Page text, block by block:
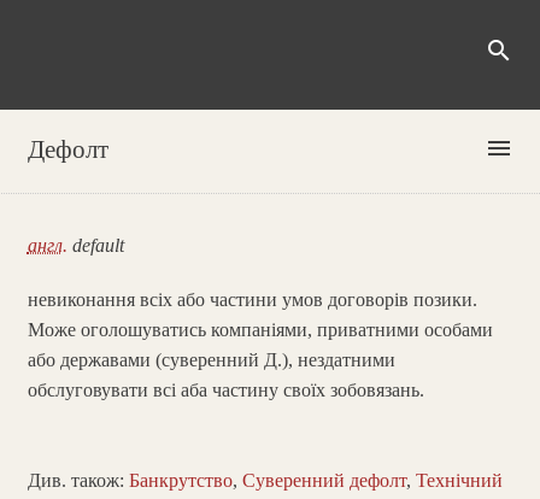
search
Дефолт menu
англ. default
невиконання всіх або частини умов договорів позики.
Може оголошуватись компаніями, приватними особами
або державами (суверенний Д.), нездатними
обслуговувати всі аба частину своїх зобовязань.
Див. також: Банкрутство, Суверенний дефолт, Технічний